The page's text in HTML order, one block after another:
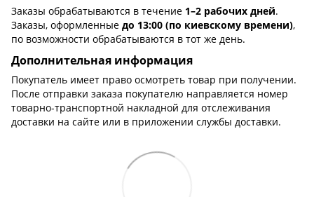
Заказы обрабатываются в течение 1–2 рабочих дней.
Заказы, оформленные до 13:00 (по киевскому времени),
по возможности обрабатываются в тот же день.
Дополнительная информация
Покупатель имеет право осмотреть товар при получении.
После отправки заказа покупателю направляется номер
товарно-транспортной накладной для отслеживания
доставки на сайте или в приложении службы доставки.